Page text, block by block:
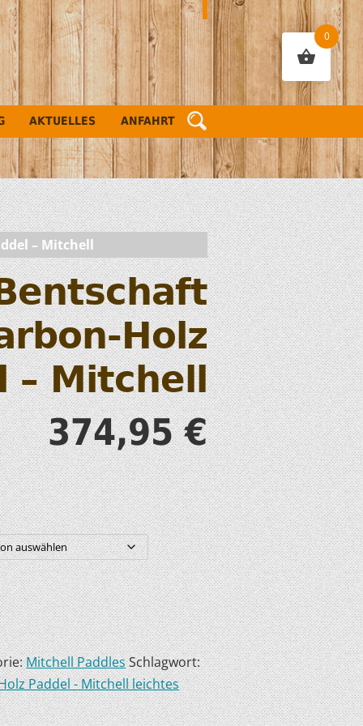
AKTUELLES ANFAHRT
– Mitchell
Holz
– Mitchell
374,95€
Mitchell PaddlesSchlagwort:
Paddel - Mitchell leichtes
0